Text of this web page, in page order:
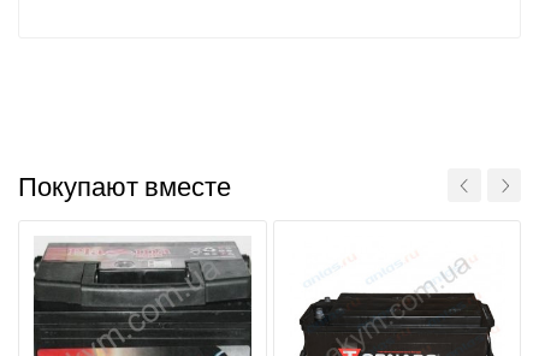
Покупают вместе